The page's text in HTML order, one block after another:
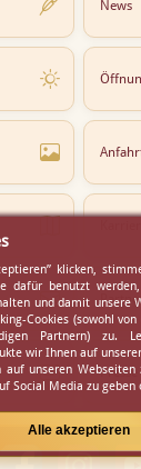
News
Presse
klicken,
dafür benutzt
und damit unsere
Cookies (sowohl
Partnern) zu.
wir Ihnen auf
auf unseren
Social Media zu
Alle akzeptieren